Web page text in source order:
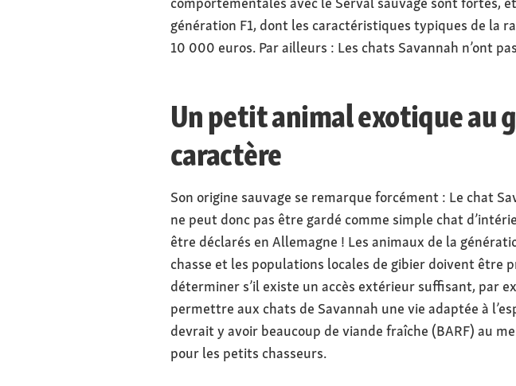
génération F1, dont les caractéristiques typiques de la
10 000 euros. Par ailleurs : Les chats Savannah n’ont
Un petit animal exotique au
caractère
Son origine sauvage se remarque forcément : Le chat
ne peut donc pas être gardé comme simple chat
être déclarés en Allemagne ! Les animaux de la
chasse et les populations locales de gibier doivent
déterminer s’il existe un accès extérieur suffisant, par
permettre aux chats de Savannah une vie adaptée à
devrait y avoir beaucoup de viande fraîche (BARF) au
pour les petits chasseurs.